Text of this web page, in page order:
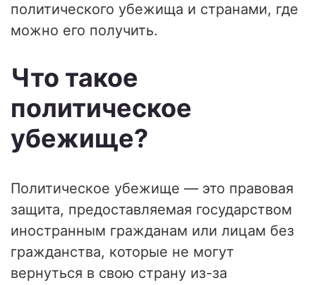
политического убежища и странами, где
можно его получить.
Что такое
политическое
убежище?
Политическое убежище — это правовая
защита, предоставляемая государством
иностранным гражданам или лицам без
гражданства, которые не могут
вернуться в свою страну из-за